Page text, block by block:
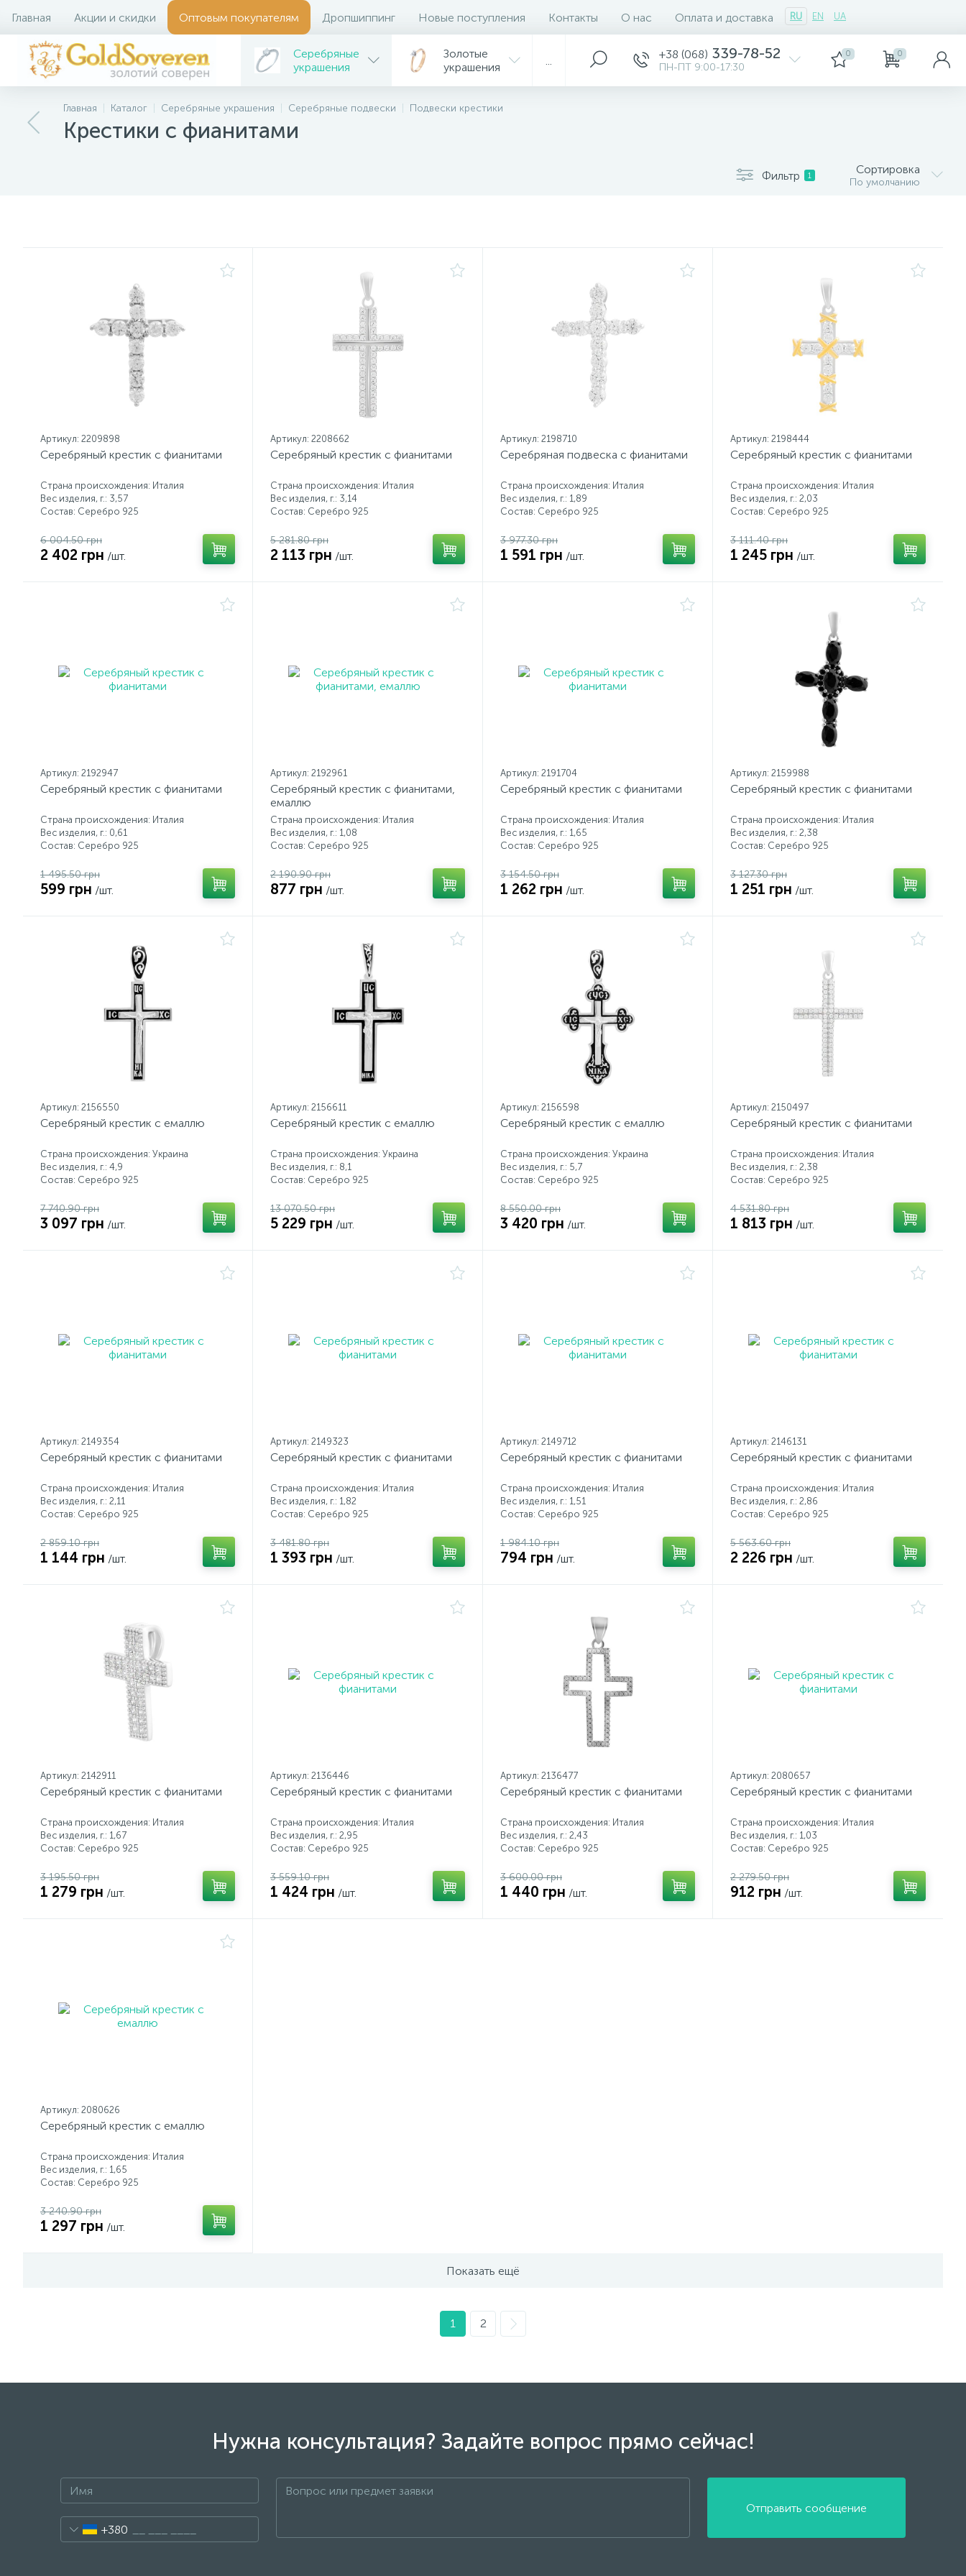
Главная Акции и скидки Оптовым покупателям Дропшиппинг Новые поступления Контакты О нас Оплата и доставка RU EN UA
Серебряные
украшения
Золотые
украшения
+38 (068) 339-78-52
ПН-ПТ 9:00-17:30
0 0
Главная Каталог Серебряные украшения Серебряные подвески Подвески крестики
Крестики с фианитами
Фильтр 1 Сортировка
По умолчанию
Артикул: 2209898
Серебряный крестик с фианитами
Страна происхождения: Италия
Вес изделия, г.: 3,57
Состав: Серебро 925
6 004.50 грн
2 402 грн /шт.
Артикул: 2208662
Серебряный крестик с фианитами
Страна происхождения: Италия
Вес изделия, г.: 3,14
Состав: Серебро 925
5 281.80 грн
2 113 грн /шт.
Артикул: 2198710
Серебряная подвеска с фианитами
Страна происхождения: Италия
Вес изделия, г.: 1,89
Состав: Серебро 925
3 977.30 грн
1 591 грн /шт.
Артикул: 2198444
Серебряный крестик с фианитами
Страна происхождения: Италия
Вес изделия, г.: 2,03
Состав: Серебро 925
3 111.40 грн
1 245 грн /шт.
Артикул: 2192947
Серебряный крестик с фианитами
Страна происхождения: Италия
Вес изделия, г.: 0,61
Состав: Серебро 925
1 495.50 грн
599 грн /шт.
Артикул: 2192961
Серебряный крестик с фианитами,
емаллю
Страна происхождения: Италия
Вес изделия, г.: 1,08
Состав: Серебро 925
2 190.90 грн
877 грн /шт.
Артикул: 2191704
Серебряный крестик с фианитами
Страна происхождения: Италия
Вес изделия, г.: 1,65
Состав: Серебро 925
3 154.50 грн
1 262 грн /шт.
Артикул: 2159988
Серебряный крестик с фианитами
Страна происхождения: Италия
Вес изделия, г.: 2,38
Состав: Серебро 925
3 127.30 грн
1 251 грн /шт.
Артикул: 2156550
Серебряный крестик с емаллю
Страна происхождения: Украина
Вес изделия, г.: 4,9
Состав: Серебро 925
7 740.90 грн
3 097 грн /шт.
Артикул: 2156611
Серебряный крестик с емаллю
Страна происхождения: Украина
Вес изделия, г.: 8,1
Состав: Серебро 925
13 070.50 грн
5 229 грн /шт.
Артикул: 2156598
Серебряный крестик с емаллю
Страна происхождения: Украина
Вес изделия, г.: 5,7
Состав: Серебро 925
8 550.00 грн
3 420 грн /шт.
Артикул: 2150497
Серебряный крестик с фианитами
Страна происхождения: Италия
Вес изделия, г.: 2,38
Состав: Серебро 925
4 531.80 грн
1 813 грн /шт.
Артикул: 2149354
Серебряный крестик с фианитами
Страна происхождения: Италия
Вес изделия, г.: 2,11
Состав: Серебро 925
2 859.10 грн
1 144 грн /шт.
Артикул: 2149323
Серебряный крестик с фианитами
Страна происхождения: Италия
Вес изделия, г.: 1,82
Состав: Серебро 925
3 481.80 грн
1 393 грн /шт.
Артикул: 2149712
Серебряный крестик с фианитами
Страна происхождения: Италия
Вес изделия, г.: 1,51
Состав: Серебро 925
1 984.10 грн
794 грн /шт.
Артикул: 2146131
Серебряный крестик с фианитами
Страна происхождения: Италия
Вес изделия, г.: 2,86
Состав: Серебро 925
5 563.60 грн
2 226 грн /шт.
Артикул: 2142911
Серебряный крестик с фианитами
Страна происхождения: Италия
Вес изделия, г.: 1,67
Состав: Серебро 925
3 195.50 грн
1 279 грн /шт.
Артикул: 2136446
Серебряный крестик с фианитами
Страна происхождения: Италия
Вес изделия, г.: 2,95
Состав: Серебро 925
3 559.10 грн
1 424 грн /шт.
Артикул: 2136477
Серебряный крестик с фианитами
Страна происхождения: Италия
Вес изделия, г.: 2,43
Состав: Серебро 925
3 600.00 грн
1 440 грн /шт.
Артикул: 2080657
Серебряный крестик с фианитами
Страна происхождения: Италия
Вес изделия, г.: 1,03
Состав: Серебро 925
2 279.50 грн
912 грн /шт.
Артикул: 2080626
Серебряный крестик с емаллю
Страна происхождения: Италия
Вес изделия, г.: 1,65
Состав: Серебро 925
3 240.90 грн
1 297 грн /шт.
Показать ещё
1 2
Нужна консультация? Задайте вопрос прямо сейчас!
+380
Отправить сообщение